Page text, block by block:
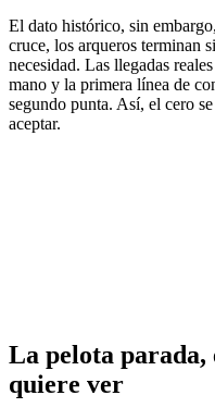
El dato histórico, sin
cruce, los arqueros terminan
necesidad. Las llegadas
mano y la primera línea de
segundo punta. Así, el cero
aceptar.
La pelota parada,
quiere ver